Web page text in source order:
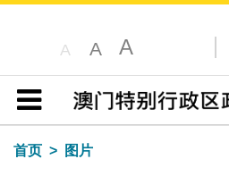
A A A
目录
首页
图片